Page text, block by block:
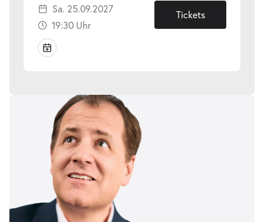
25.09.2027
Sa. 25.09.2027
19:30 Uhr
Tickets